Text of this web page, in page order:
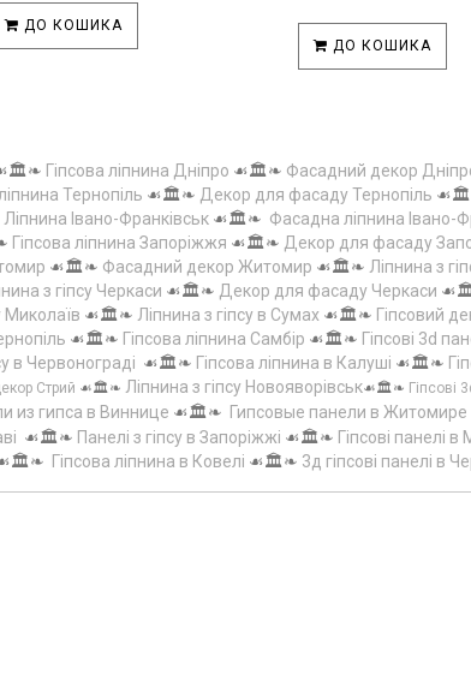
ДО КОШИКА
ДО КОШИКА
Гіпсова ліпнина Дніпро ☙🏛️❧ Фасадний декор
Тернопіль ☙🏛️❧ Декор для фасаду Тернопіль
Ліпнина Івано-Франківськ ☙🏛️❧ Фасадна ліпнина Івано-
Гіпсова ліпнина Запоріжжя ☙🏛️❧ Декор для фасаду
☙🏛️❧ Фасадний декор Житомир ☙🏛️❧ Ліпнина з
з гіпсу Черкаси ☙🏛️❧ Декор для фасаду Черкаси
☙🏛️❧ Ліпнина з гіпсу в Сумах ☙🏛️❧ Гіпсовий
☙🏛️❧ Гіпсова ліпнина Самбір ☙🏛️❧ Гіпсові 3d
в Червонограді ☙🏛️❧ Гіпсова ліпнина в Калуші ☙🏛️❧
Стрий ☙🏛️❧ Ліпнина з гіпсу Новояворівськ☙🏛️❧ Гіпсові
из гипса в Виннице ☙🏛️❧ Гипсовые панели в Житомире
☙🏛️❧ Панелі з гіпсу в Запоріжжі ☙🏛️❧ Гіпсові панелі в
Гіпсова ліпнина в Ковелі ☙🏛️❧ 3д гіпсові панелі в